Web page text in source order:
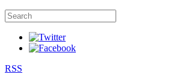
RSS